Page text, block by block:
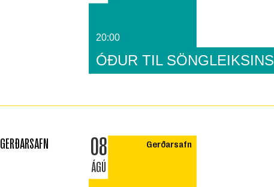
20:00
ÓÐUR TIL SÖNGLEIKSINS
GERÐARSAFN 08
ÁGÚ
Gerðarsafn